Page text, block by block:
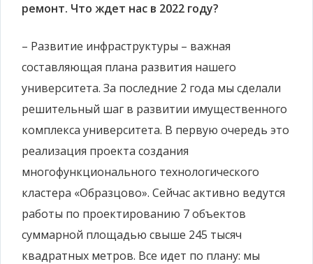
ремонт. Что ждет нас в 2022 году?
– Развитие инфраструктуры – важная
составляющая плана развития нашего
университета. За последние 2 года мы сделали
решительный шаг в развитии имущественного
комплекса университета. В первую очередь это
реализация проекта создания
многофункционального технологического
кластера «Образцово». Сейчас активно ведутся
работы по проектированию 7 объектов
суммарной площадью свыше 245 тысяч
квадратных метров. Все идет по плану: мы